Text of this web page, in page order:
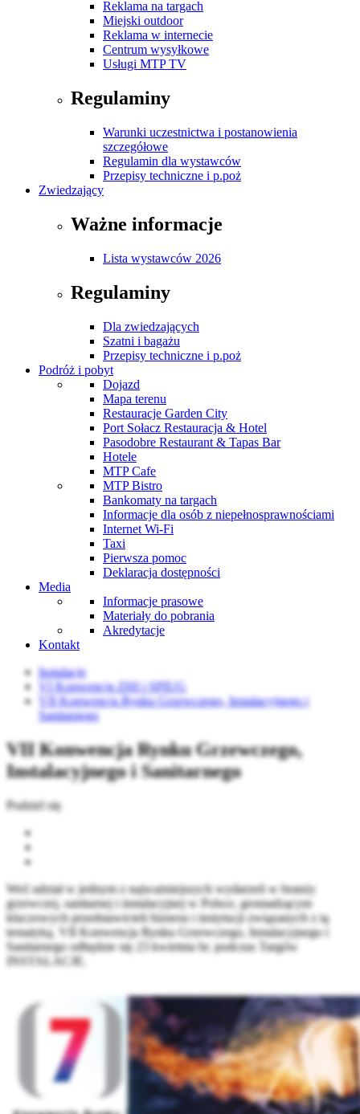
Reklama na targach
Miejski outdoor
Reklama w internecie
Centrum wysyłkowe
Usługi MTP TV
Regulaminy
Warunki uczestnictwa i postanowienia
szczegółowe
Regulamin dla wystawców
Przepisy techniczne i p.poż
Zwiedzający
Ważne informacje
Lista wystawców 2026
Regulaminy
Dla zwiedzających
Szatni i bagażu
Przepisy techniczne i p.poż
Podróż i pobyt
Dojazd
Mapa terenu
Restauracje Garden City
Port Sołacz Restauracja & Hotel
Pasodobre Restaurant & Tapas Bar
Hotele
MTP Cafe
MTP Bistro
Bankomaty na targach
Informacje dla osób z niepełnosprawnościami
Internet Wi-Fi
Taxi
Pierwsza pomoc
Deklaracja dostępności
Media
Informacje prasowe
Materiały do pobrania
Akredytacje
Kontakt
Instalacje
VI Konwencja ZHI i SPIUG
VII Konwencja Rynku Grzewczego, Instalacyjnego i
Sanitarnego
VII Konwencja Rynku Grzewczego,
Instalacyjnego i Sanitarnego
Podziel się
Weź udział w jednym z najważniejszych wydarzeń w branży
grzewczej, sanitarnej i instalacyjnej w Polsce, gromadzącym
kluczowych przedstawicieli biznesu i instytucji związanych z tą
tematyką. VII Konwencja Rynku Grzewczego, Instalacyjnego i
Sanitarnego odbędzie się 23 kwietnia br. podczas Targów
INSTALACJE.